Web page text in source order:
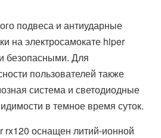
подвеса и антиударные
на электросамокате hiper
безопасными. Для
пользователей также
система и светодиодные
в темное время суток.
rx120 оснащен литий-ионной